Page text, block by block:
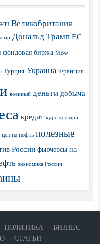
Великобритания
Дональд Трамп ЕС
фондовая биржа МВФ
Турция Украина Франция
военный деньги добыча
кредит курс доллара
цен на нефть полезные
России фьючерсы на
экономика России
ПОЛИТИКА
БИЗНЕС
СТАТЬИ